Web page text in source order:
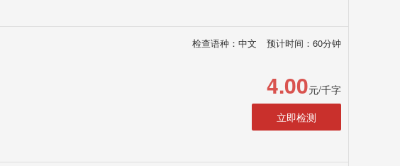
检查语种：中文 预计时间：60分钟
4.00元/千字
立即检测